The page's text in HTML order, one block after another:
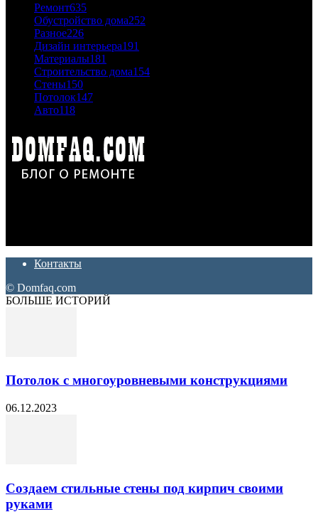
Ремонт635
Обустройство дома252
Разное226
Дизайн интерьера191
Материалы181
Строительство дома154
Стены150
Потолок147
Авто118
Контакты
© Domfaq.com
БОЛЬШЕ ИСТОРИЙ
Потолок с многоуровневыми конструкциями
06.12.2023
Создаем стильные стены под кирпич своими
руками